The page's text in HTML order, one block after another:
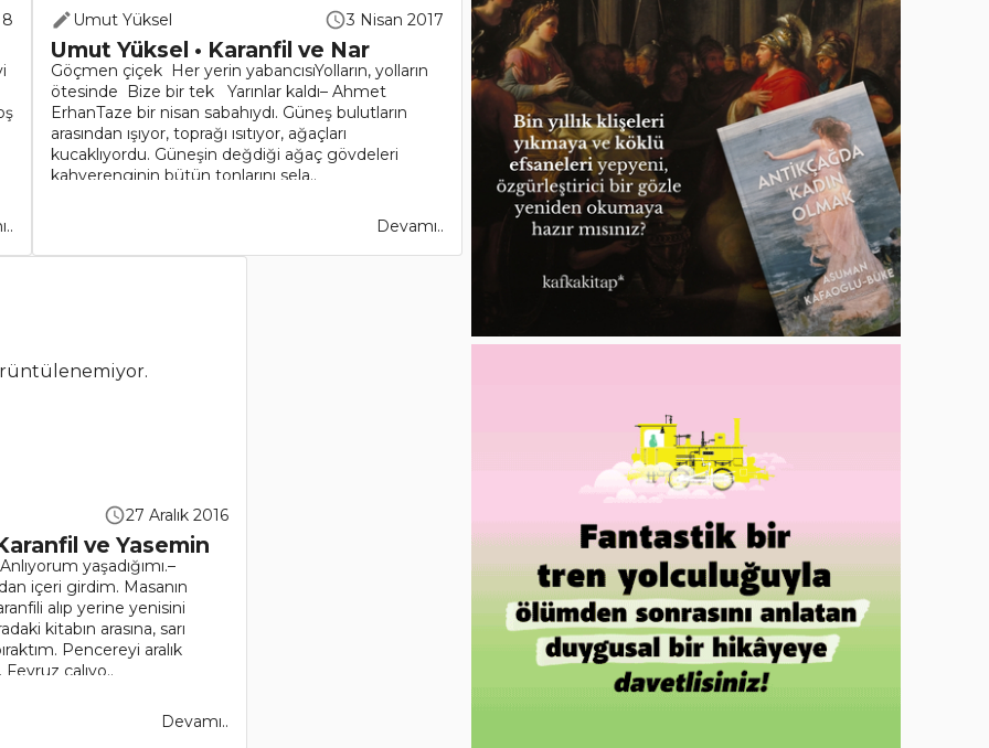
Umut Yüksel 3 Nisan 2017
Umut Yüksel • Karanfil ve Nar
Göçmen çiçek Her yerin yabancısıYolların, yolların
ötesinde Bize bir tek Yarınlar kaldı– Ahmet
ErhanTaze bir nisan sabahıydı. Güneş bulutların
arasından ışıyor, toprağı ısıtıyor, ağaçları
kucaklıyordu. Güneşin değdiği ağaç gövdeleri
kahverenginin bütün tonlarını sela..
Devamı..
27 Aralık 2016
ve Yasemin
yaşadığımı.–
içeri girdim. Masanın
alıp yerine yenisini
kitabın arasına, sarı
Pencereyi aralık
Feyruz çalıyo..
Devamı..